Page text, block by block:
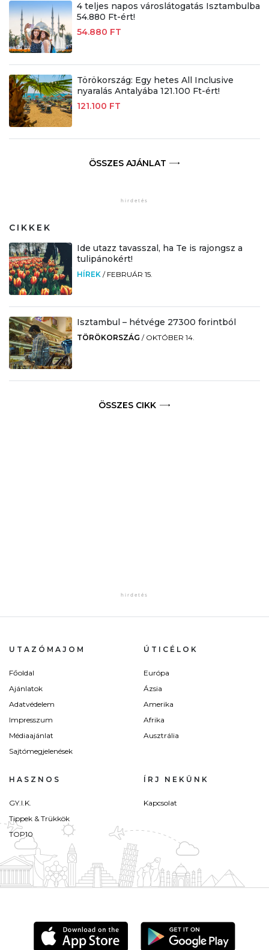
4 teljes napos városlátogatás Isztambulba
54.880 Ft-ért!
54.880 FT
Törökország: Egy hetes All Inclusive
nyaralás Antalyába 121.100 Ft-ért!
121.100 FT
ÖSSZES AJÁNLAT
CIKKEK
Ide utazz tavasszal, ha Te is rajongsz a
tulipánokért!
HÍREK / FEBRUÁR 15.
Isztambul – hétvége 27300 forintból
TÖRÖKORSZÁG / OKTÓBER 14.
ÖSSZES CIKK
UTAZÓMAJOM
Főoldal
Ajánlatok
Adatvédelem
Impresszum
Médiaajánlat
Sajtómegjelenések
ÚTICÉLOK
Európa
Ázsia
Amerika
Afrika
Ausztrália
HASZNOS
GY.I.K.
Tippek & Trükkök
TOP10
ÍRJ NEKÜNK
Kapcsolat